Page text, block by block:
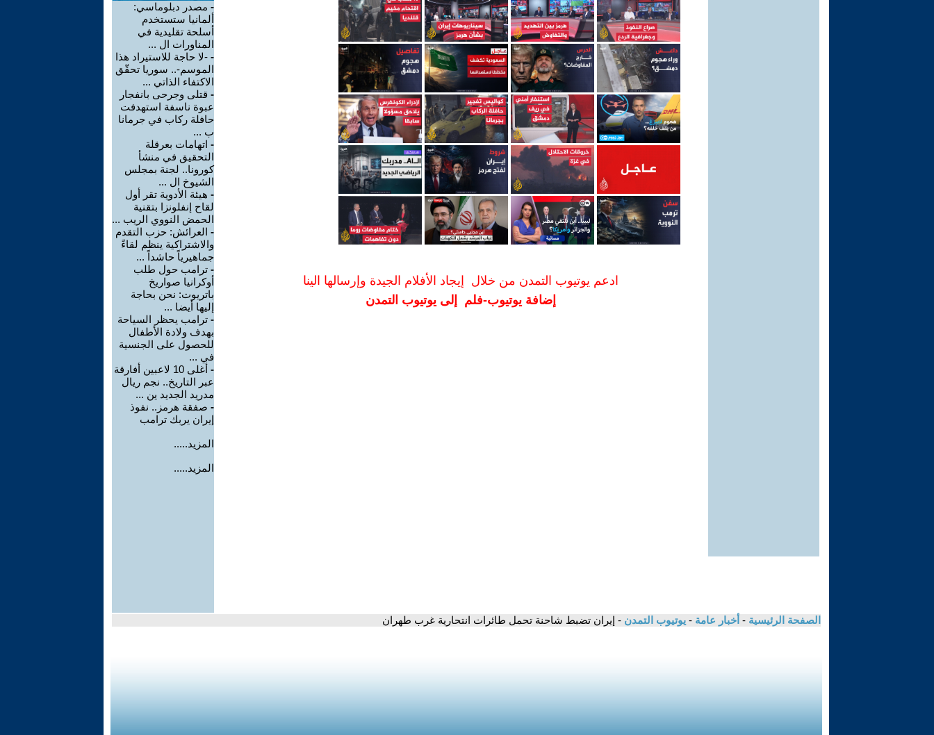
ادعم يوتيوب التمدن من خلال إيجاد الأفلام الجيدة وإرسالها الينا
إضافة يوتيوب-فلم إلى يوتيوب التمدن
- مصدر دبلوماسي:
ألمانيا ستستخدم
أسلحة تقليدية في
المناورات ال ...
- -لا حاجة للاستيراد هذا
الموسم-.. سوريا تحقّق
الاكتفاء الذاتي ...
- قتلى وجرحى بانفجار
عبوة ناسفة استهدفت
حافلة ركاب في جرمانا
ب ...
- اتهامات بعرقلة
التحقيق في منشأ
كورونا.. لجنة بمجلس
الشيوخ ال ...
- هيئة الأدوية تقر أول
لقاح إنفلونزا بتقنية
الحمض النووي الريب ...
- العرائش: حزب التقدم
والاشتراكية ينظم لقاءً
جماهيرياً حاشداً ...
- ترامب حول طلب
أوكرانيا صواريخ
باتريوت: نحن بحاجة
إليها أيضا ...
- ترامب يحظر السياحة
بهدف ولادة الأطفال
للحصول على الجنسية
في ...
-
أغلى 10 لاعبين أفارقة
عبر التاريخ.. نجم ريال
مدريد الجديد ين ...
- صفقة هرمز.. نفوذ
إيران يربك ترامب
المزيد.....
المزيد.....
الصفحة الرئيسية - أخبار عامة - يوتيوب التمدن - إيران تضبط شاحنة تحمل طائرات انتحارية غرب طهران